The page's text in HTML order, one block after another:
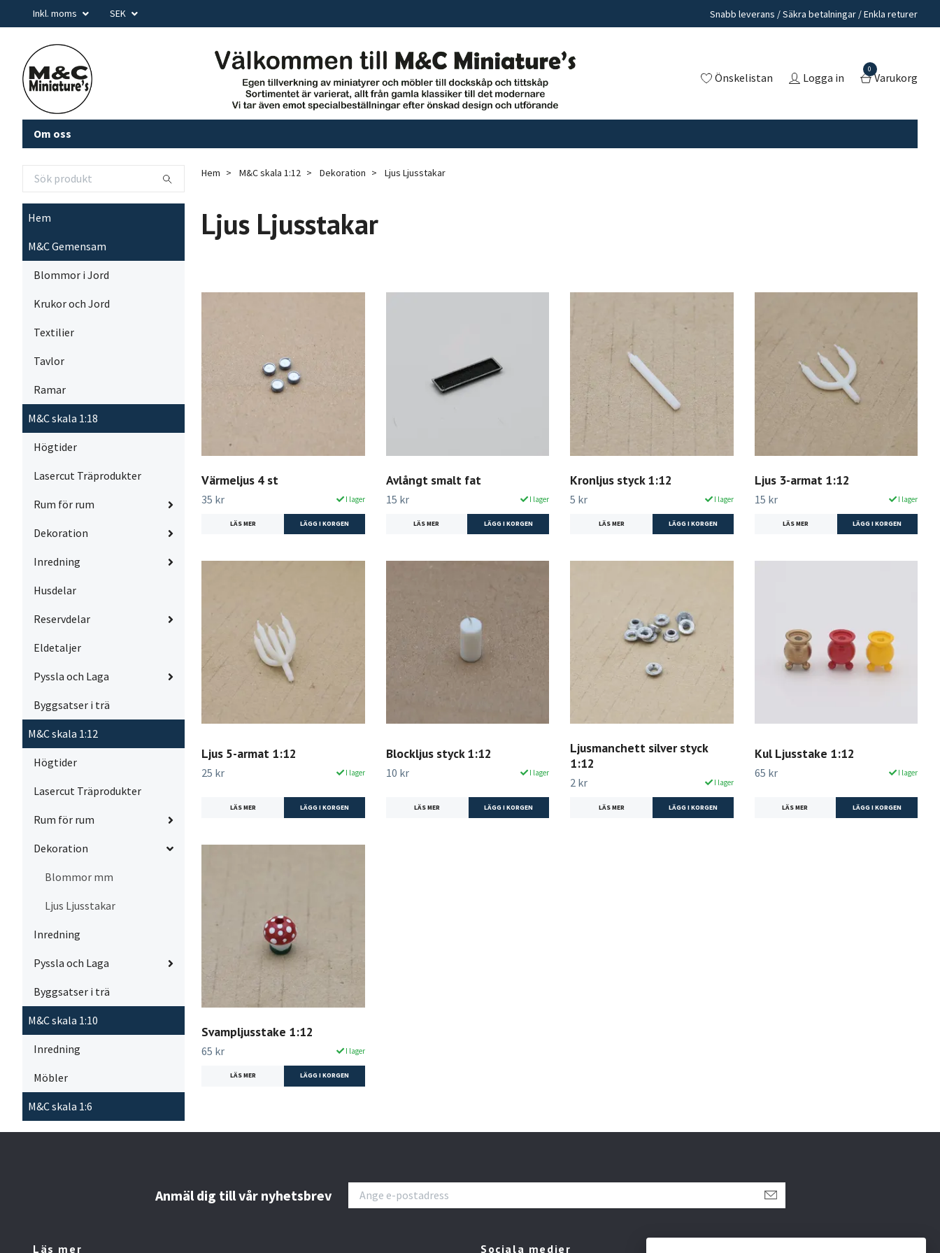
Inkl. moms SEK Snabb leverans / Säkra betalningar / Enkla returer
Önskelistan Logga in
0
Varukorg
Om oss
Hem
M&C Gemensam
Blommor i Jord
Krukor och Jord
Textilier
Tavlor
Ramar
M&C skala 1:18
Högtider
Lasercut Träprodukter
Rum för rum
Dekoration
Inredning
Husdelar
Reservdelar
Eldetaljer
Pyssla och Laga
Byggsatser i trä
M&C skala 1:12
Högtider
Lasercut Träprodukter
Rum för rum
Dekoration
Blommor mm
Ljus Ljusstakar
Inredning
Pyssla och Laga
Byggsatser i trä
M&C skala 1:10
Inredning
Möbler
M&C skala 1:6
Hem M&C skala 1:12 Dekoration Ljus Ljusstakar
Ljus Ljusstakar
Värmeljus 4 st
35 kr I lager
LÄS MER
Avlångt smalt fat
15 kr I lager
LÄS MER LÄGG I KORGEN
Kronljus styck 1:12
5 kr I lager
LÄS MER
Ljus 3-armat 1:12
15 kr I lager
LÄS MER
Ljus 5-armat 1:12
25 kr I lager
LÄS MER
Blockljus styck 1:12
10 kr I lager
LÄS MER
Ljusmanchett silver styck
1:12
2 kr I lager
LÄS MER
Kul Ljusstake 1:12
65 kr I lager
LÄS MER LÄGG I KORGEN
Svampljusstake 1:12
65 kr I lager
LÄS MER
Anmäl dig till vår nyhetsbrev
Läs mer Sociala medier